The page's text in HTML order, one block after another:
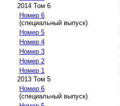
2014 Том 6
Номер 6
(специальный выпуск)
Номер 5
Номер 4
Номер 3
Номер 2
Номер 1
2013 Том 5
Номер 6
(специальный выпуск)